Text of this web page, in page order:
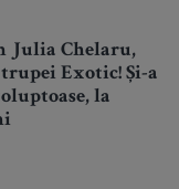
Julia Chelaru,
Exotic! Și-a
la